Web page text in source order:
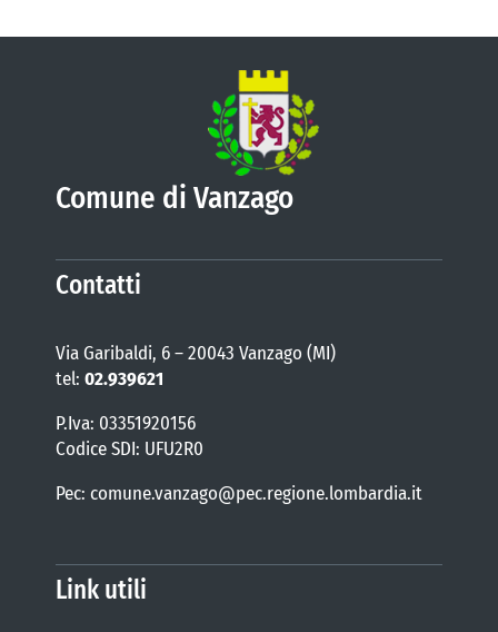
Comune di Vanzago
Contatti
Via Garibaldi, 6 – 20043 Vanzago (MI)
tel: 02.939621
P.Iva: 03351920156
Codice SDI: UFU2R0
Pec: comune.vanzago@pec.regione.lombardia.it
Link utili